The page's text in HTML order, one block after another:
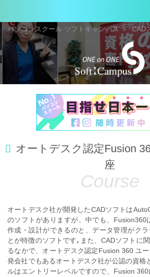
パソコンスクール ソフトキャンパス CAD
オートデスク認定Fusion
座
オートデスク社が開発したCADソフトは
のソフトがありますが、中でも、Fusion360
作成・設計ができるのと、データ管理がク
とが特徴のソフトです｡また、CADソフトに
るなかで、 オートデスク認定Fusion 360 ユ
発会社でもあるオートデスク社が公認の資格
ルはエントリーレベルですので、Fusion